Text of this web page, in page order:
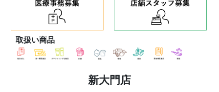
取扱い商品
新大門店